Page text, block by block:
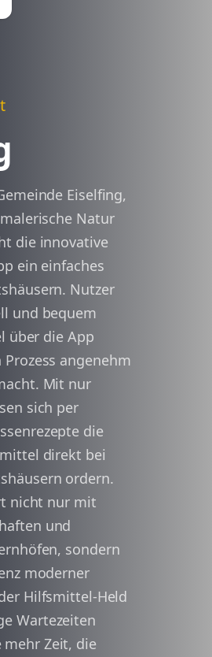
Eiselfing,
Natur
die innovative
ein einfaches
Nutzer
und bequem
über die App
angenehm
Mit nur
sich per
die
direkt bei
ordern.
nicht nur mit
und
sondern
moderner
Hilfsmittel-Held
Wartezeiten
Zeit, die